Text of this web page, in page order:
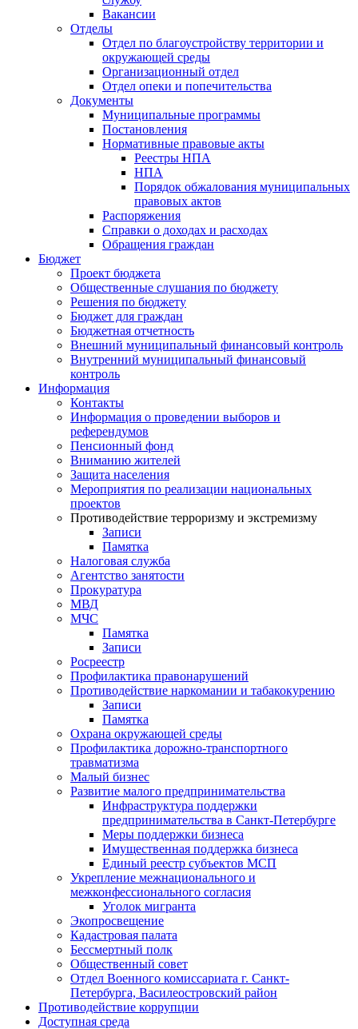
Вакансии
Отделы
Отдел по благоустройству территории и
окружающей среды
Организационный отдел
Отдел опеки и попечительства
Документы
Муниципальные программы
Постановления
Нормативные правовые акты
Реестры НПА
НПА
Порядок обжалования муниципальных
правовых актов
Распоряжения
Справки о доходах и расходах
Обращения граждан
Бюджет
Проект бюджета
Общественные слушания по бюджету
Решения по бюджету
Бюджет для граждан
Бюджетная отчетность
Внешний муниципальный финансовый контроль
Внутренний муниципальный финансовый
контроль
Информация
Контакты
Информация о проведении выборов и
референдумов
Пенсионный фонд
Вниманию жителей
Защита населения
Мероприятия по реализации национальных
проектов
Противодействие терроризму и экстремизму
Записи
Памятка
Налоговая служба
Агентство занятости
Прокуратура
МВД
МЧС
Памятка
Записи
Росреестр
Профилактика правонарушений
Противодействие наркомании и табакокурению
Записи
Памятка
Охрана окружающей среды
Профилактика дорожно-транспортного
травматизма
Малый бизнес
Развитие малого предпринимательства
Инфраструктура поддержки
предпринимательства в Санкт-Петербурге
Меры поддержки бизнеса
Имущественная поддержка бизнеса
Единый реестр субъектов МСП
Укрепление межнационального и
межконфессионального согласия
Уголок мигранта
Экопросвещение
Кадастровая палата
Бессмертный полк
Общественный совет
Отдел Военного комиссариата г. Санкт-
Петербурга, Василеостровский район
Противодействие коррупции
Доступная среда